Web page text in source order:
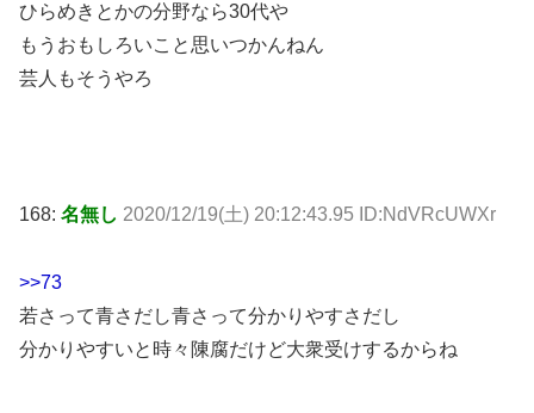
ひらめきとかの分野なら30代や
もうおもしろいこと思いつかんねん
芸人もそうやろ
168: 名無し 2020/12/19(土) 20:12:43.95 ID:NdVRcUWXr
>>73
若さって青さだし青さって分かりやすさだし
分かりやすいと時々陳腐だけど大衆受けするからね